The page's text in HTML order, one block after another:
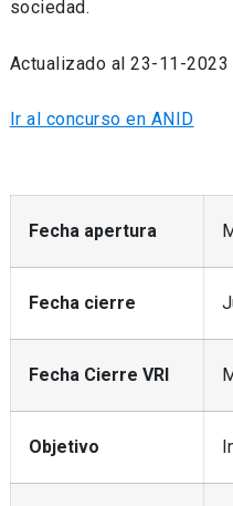
sociedad.
Actualizado al 23-11-2023
Ir al concurso en ANID
Fecha apertura
Fecha cierre
Fecha Cierre VRI
Objetivo